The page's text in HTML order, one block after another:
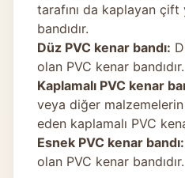
tarafını da kaplayan
bandıdır.
Düz PVC kenar bandı:
olan PVC kenar bandıdır.
Kaplamalı PVC kenar
veya diğer
eden kaplamalı PVC
Esnek PVC kenar bandı:
olan PVC kenar bandıdır.